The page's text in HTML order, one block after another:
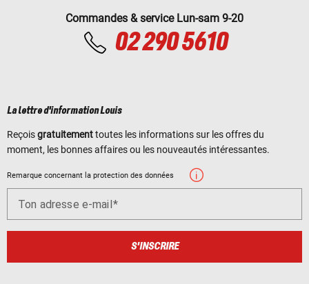
Commandes & service Lun-sam 9-20
02 290 5610
La lettre d'information Louis
Reçoisgratuitementtoutes les informations sur les offres du
moment, les bonnes affaires ou les nouveautés intéressantes.
Remarque concernant la protection des données
Ton adresse e-mail
S'INSCRIRE